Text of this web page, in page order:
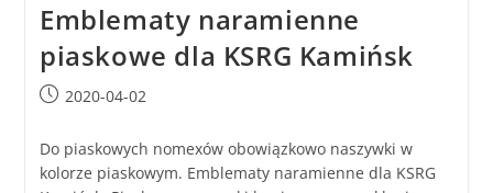
Emblematy naramienne
piaskowe dla KSRG Kamińsk
2020-04-02
Do piaskowych nomexów obowiązkowo naszywki w
kolorze piaskowym. Emblematy naramienne dla KSRG